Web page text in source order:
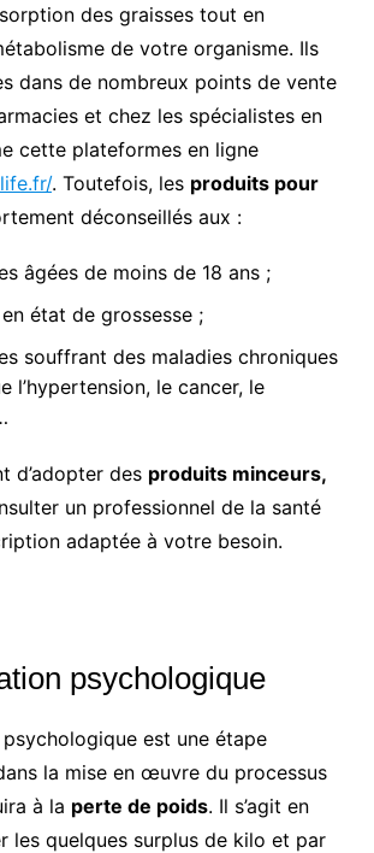
des graisses tout en
de votre organisme. Ils
dans de nombreux points de vente
et chez les spécialistes en
cette plateformes en ligne
. Toutefois, les produits pour
déconseillés aux :
âgées de moins de 18 ans ;
état de grossesse ;
souffrant des maladies chroniques
l’hypertension, le cancer, le
d’adopter des produits minceurs,
un professionnel de la santé
adaptée à votre besoin.
psychologique
est une étape
la mise en œuvre du processus
à la perte de poids. Il s’agit en
les quelques surplus de kilo et par